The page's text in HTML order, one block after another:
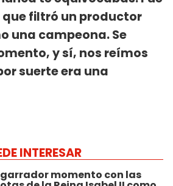
que filtró un productor
una campeona. Se
y sí, nos reímos
suerte era una
INTERESAR
momento con las